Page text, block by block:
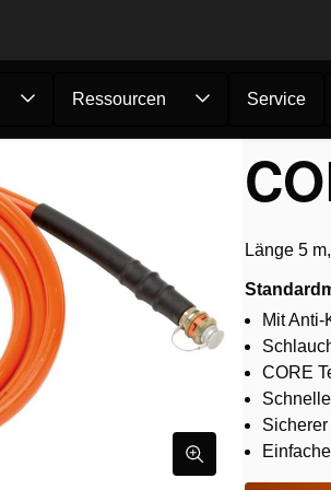
Ressourcen Service
Schläuche /CORE Schlauch C 0...
Länge 5
Mit
CORE